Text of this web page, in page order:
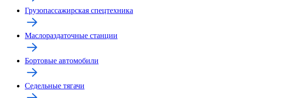
Грузопассажирская спецтехника
Маслораздаточные станции
Бортовые автомобили
Седельные тягачи